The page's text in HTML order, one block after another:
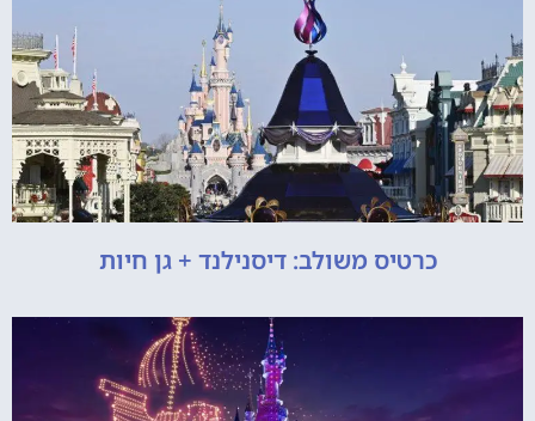
כרטיס משולב: דיסנילנד + גן חיות